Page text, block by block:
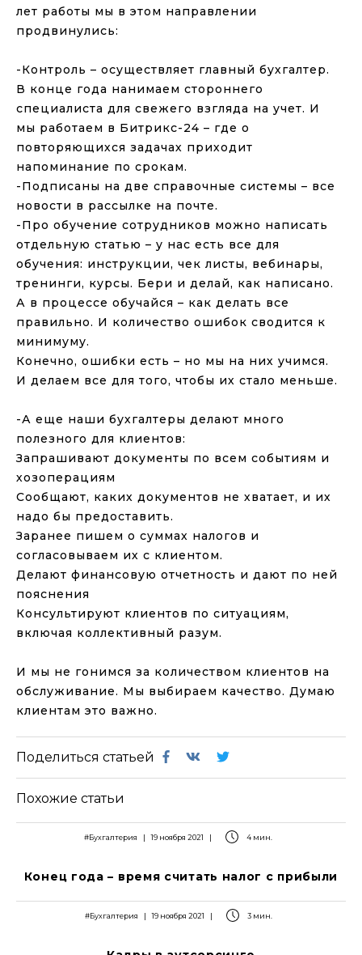
лет работы мы в этом направлении
продвинулись:
-Контроль – осуществляет главный бухгалтер.
В конце года нанимаем стороннего
специалиста для свежего взгляда на учет. И
мы работаем в Битрикс-24 – где о
повторяющихся задачах приходит
напоминание по срокам.
-Подписаны на две справочные системы – все
новости в рассылке на почте.
-Про обучение сотрудников можно написать
отдельную статью – у нас есть все для
обучения: инструкции, чек листы, вебинары,
тренинги, курсы. Бери и делай, как написано.
А в процессе обучайся – как делать все
правильно. И количество ошибок сводится к
минимуму.
Конечно, ошибки есть – но мы на них учимся.
И делаем все для того, чтобы их стало меньше.
-А еще наши бухгалтеры делают много
полезного для клиентов:
Запрашивают документы по всем событиям и
хозоперациям
Сообщают, каких документов не хватает, и их
надо бы предоставить.
Заранее пишем о суммах налогов и
согласовываем их с клиентом.
Делают финансовую отчетность и дают по ней
пояснения
Консультируют клиентов по ситуациям,
включая коллективный разум.
И мы не гонимся за количеством клиентов на
обслуживание. Мы выбираем качество. Думаю
клиентам это важно.
Поделиться статьей
Похожие статьи
#Бухгалтерия | 19 ноября 2021 | 4 мин.
Конец года – время считать налог с прибыли
#Бухгалтерия | 19 ноября 2021 | 3 мин.